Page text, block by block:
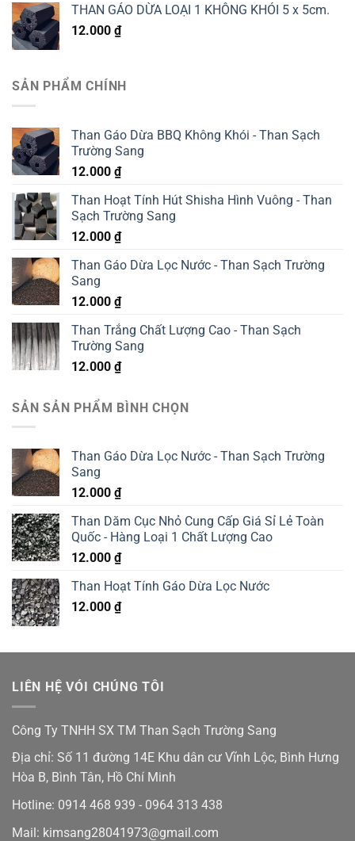
THAN GÁO DỪA LOẠI 1 KHÔNG KHÓI 5 x 5cm.
12.000 ₫
SẢN PHẨM CHÍNH
Than Gáo Dừa BBQ Không Khói - Than Sạch
Trường Sang
12.000 ₫
Than Hoạt Tính Hút Shisha Hình Vuông - Than
Sạch Trường Sang
12.000 ₫
Than Gáo Dừa Lọc Nước - Than Sạch Trường
Sang
12.000 ₫
Than Trắng Chất Lượng Cao - Than Sạch
Trường Sang
12.000 ₫
SẢN SẢN PHẨM BÌNH CHỌN
Than Gáo Dừa Lọc Nước - Than Sạch Trường
Sang
12.000 ₫
Than Dăm Cục Nhỏ Cung Cấp Giá Sỉ Lẻ Toàn
Quốc - Hàng Loại 1 Chất Lượng Cao
12.000 ₫
Than Hoạt Tính Gáo Dừa Lọc Nước
12.000 ₫
LIÊN HỆ VÓI CHÚNG TÔI
Công Ty TNHH SX TM Than Sạch Trường Sang
Địa chỉ: Số 11 đường 14E Khu dân cư Vĩnh Lộc, Bình Hưng
Hòa B, Bình Tân, Hồ Chí Minh
Hotline: 0914 468 939 - 0964 313 438
Mail: kimsang28041973@gmail.com